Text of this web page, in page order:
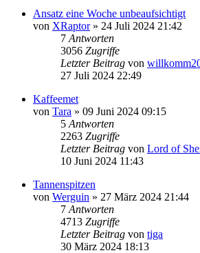
Ansatz eine Woche unbeaufsichtigt
von XRaptor» 24 Juli 2024 21:42
7 Antworten
3056 Zugriffe
Letzter Beitrag von
27 Juli 2024 22:49
Kaffeemet
von Tara » 09 Juni 2024 09:15
5 Antworten
2263 Zugriffe
Letzter Beitrag von Lord of
10 Juni 2024 11:43
Tannenspitzen
von Werguin » 27 März 2024 21:44
7 Antworten
4713 Zugriffe
Letzter Beitrag von tiga
30 März 2024 18:13